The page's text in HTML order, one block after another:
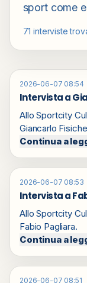
sport come
71 interviste
2026-06-07 08:54
Intervista a
Allo Sportcity
Giancarlo
Continua a
2026-06-07 08:53
Intervista a
Allo Sportcity
Fabio Pagliara.
Continua a
2026-06-07 08:51